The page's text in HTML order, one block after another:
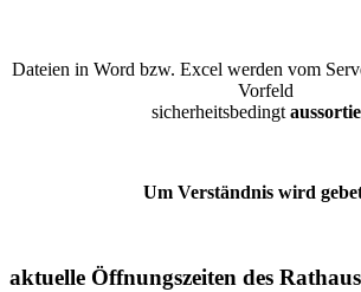
Dateien in Word bzw. Excel werden vom
Vorfeld
sicherheitsbedingt
Um Verständnis wird
aktuelle Öffnungszeiten des